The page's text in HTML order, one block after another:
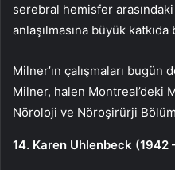
serebral hemisfer
anlaşılmasına büyük
Milner’ın çalışmaları bugün
Milner, halen Montreal’deki
Nöroloji ve Nöroşirürji
14. Karen Uhlenbeck (1942